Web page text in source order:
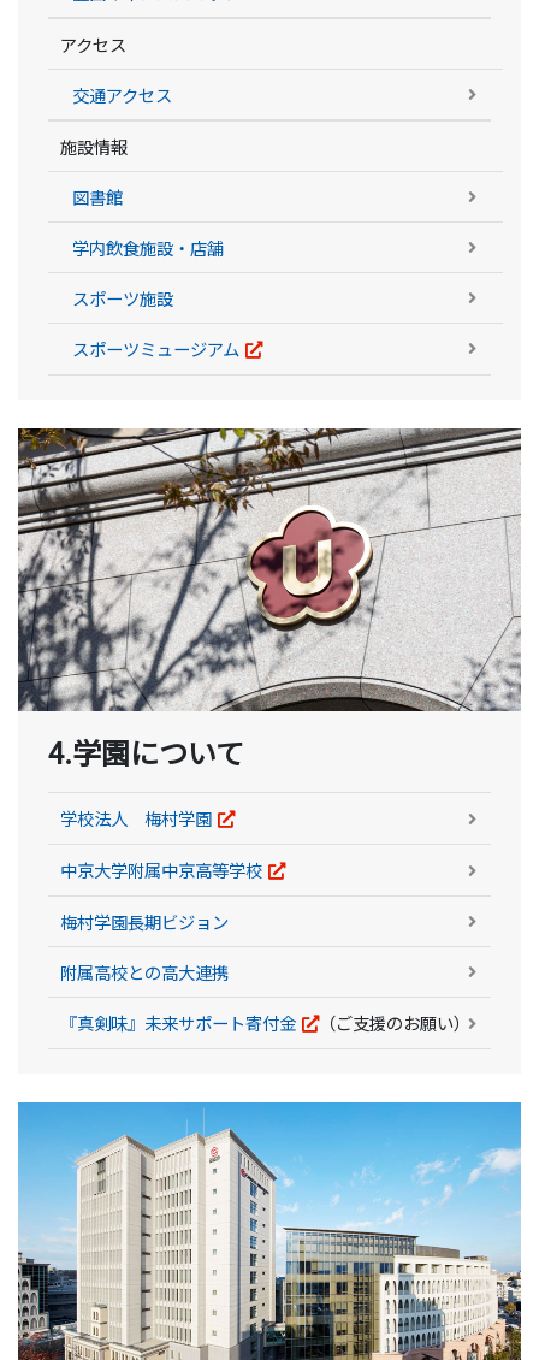
アクセス
交通アクセス
施設情報
図書館
学内飲食施設・店舗
スポーツ施設
スポーツミュージアム
4.学園について
学校法人 梅村学園
中京大学附属中京高等学校
梅村学園長期ビジョン
附属高校との高大連携
『真剣味』未来サポート寄付金
（ご支援のお願い）